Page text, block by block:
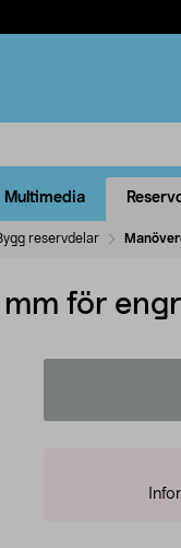
Multimedia
reservdelar
mm för